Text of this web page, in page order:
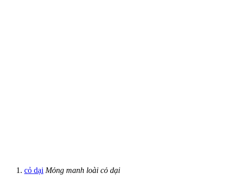
cỏ dại Mỏng manh loài cỏ dại